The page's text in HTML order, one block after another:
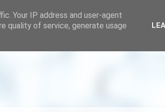
Your IP address and user-agent
quality of service, generate usage